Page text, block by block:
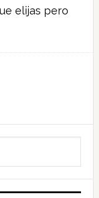
elijas pero